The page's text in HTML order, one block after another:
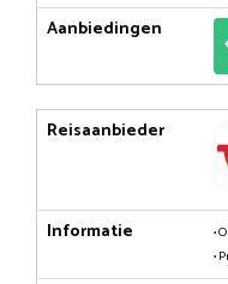
Aanbiedingen
Reisaanbieder
Informatie
•
•